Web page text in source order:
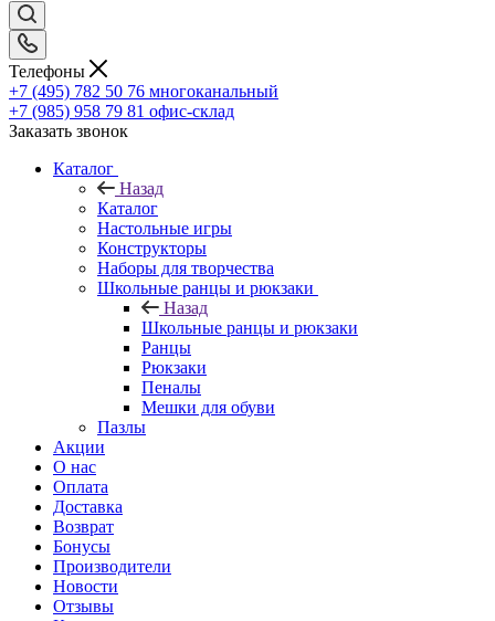
Телефоны
+7 (495) 782 50 76 многоканальный
+7 (985) 958 79 81 офис-склад
Заказать звонок
Каталог
Назад
Каталог
Настольные игры
Конструкторы
Наборы для творчества
Школьные ранцы и рюкзаки
Назад
Школьные ранцы и рюкзаки
Ранцы
Рюкзаки
Пеналы
Мешки для обуви
Пазлы
Акции
О нас
Оплата
Доставка
Возврат
Бонусы
Производители
Новости
Отзывы